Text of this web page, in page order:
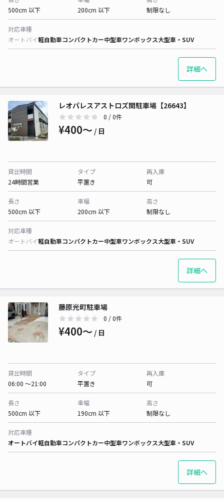
500cm 以下
200cm 以下
制限なし
対応車種
オートバイ軽自動車コンパクトカー中型車ワンボックス大型車・SUV
詳細へ
レオパレスアストロズ関駐車場【26643】
0 / 0件
¥400〜 / 日
貸出時間
24時間営業
タイプ
平置き
再入庫
可
長さ
500cm 以下
車幅
200cm 以下
高さ
制限なし
対応車種
オートバイ軽自動車コンパクトカー中型車ワンボックス大型車・SUV
詳細へ
藤原光町駐車場
0 / 0件
¥400〜 / 日
貸出時間
06:00 〜21:00
タイプ
平置き
再入庫
可
長さ
500cm 以下
車幅
190cm 以下
高さ
制限なし
対応車種
オートバイ軽自動車コンパクトカー中型車ワンボックス大型車・SUV
詳細へ